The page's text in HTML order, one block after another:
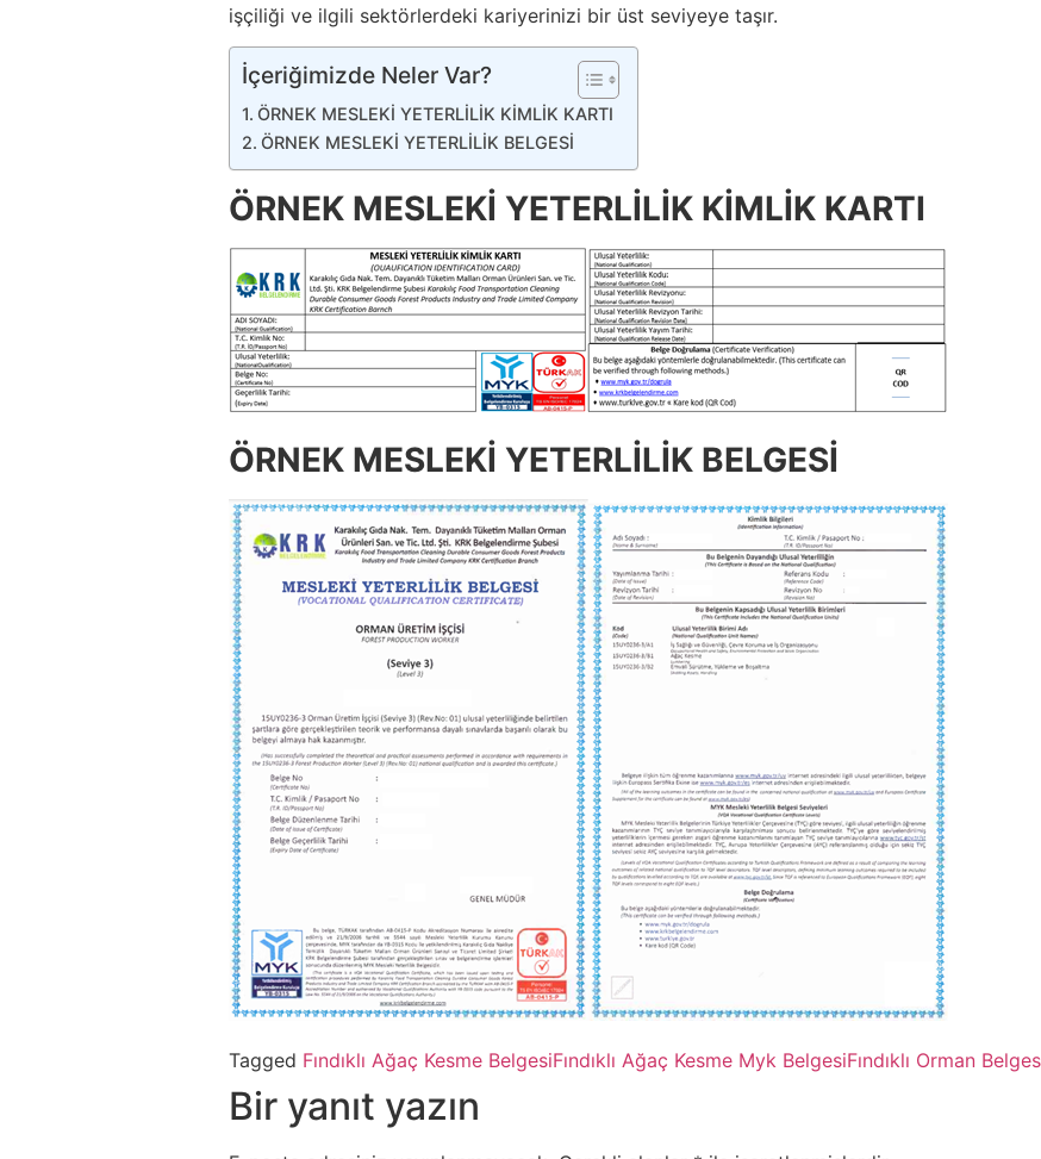
işçiliği ve ilgili sektörlerdeki kariyerinizi bir üst seviyeye taşır.
İçeriğimizde Neler Var?
ÖRNEK MESLEKİ YETERLİLİK KİMLİK KARTI
ÖRNEK MESLEKİ YETERLİLİK BELGESİ
ÖRNEK MESLEKİ YETERLİLİK KİMLİK KARTI
ÖRNEK MESLEKİ YETERLİLİK BELGESİ
Tagged Fındıklı Ağaç Kesme BelgesiFındıklı Ağaç Kesme Myk BelgesiFındıklı Orman
Bir yanıt yazın